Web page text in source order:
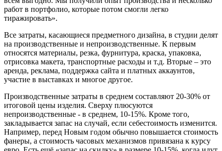
работ в портфолио, которые потом смогли легко
тиражировать».
Все затраты, касающиеся предметного дизайна, в студии делят
на производственные и непроизводственные. К первым
относятся материалы, резка, фурнитура, краска, упаковка,
отрисовка макета, транспортные расходы и т.д. Вторые – это
аренда, реклама, поддержка сайта и платных аккаунтов,
участие в выставках и многое другое.
Производственные затраты в среднем составляют 20-30% от
итоговой цены изделия. Сверху плюсуются
непроизводственные - в среднем, 10-15%. Кроме того,
закладывается запас на случай, если себестоимость изменится.
Например, перед Новым годом обычно повышается стоимость
фанеры, а стоимость часовых механизмов привязана к курсу